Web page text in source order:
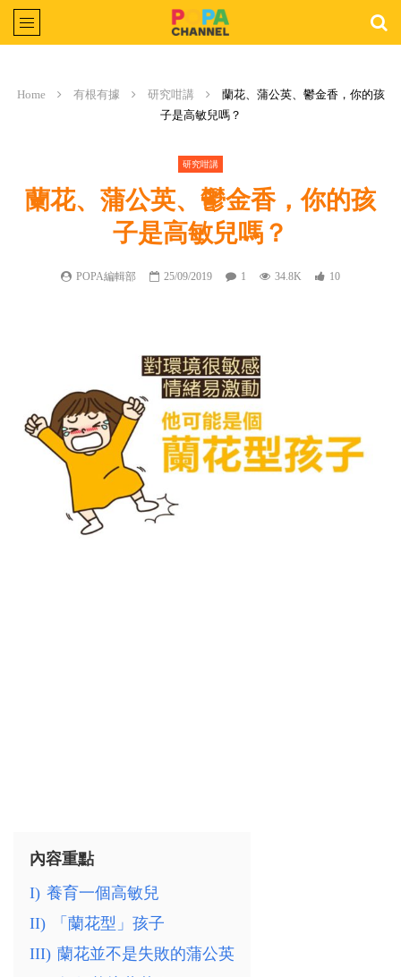
Home 有根有據 研究咁講
蘭花、蒲公英、鬱金香，你的孩
子是高敏兒嗎？
研究咁講
蘭花、蒲公英、鬱金香，你的孩
子是高敏兒嗎？
POPA編輯部 25/09/2019 1 34.8K 10
內容重點
I) 養育一個高敏兒
II)
「蘭花型」孩子
III) 蘭花並不是失敗的蒲公英